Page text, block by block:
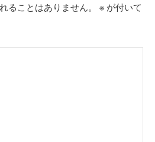
ることはありません。 ※ が付いて